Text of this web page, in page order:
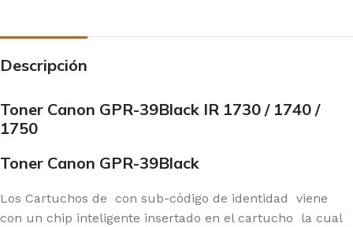
Descripción
Toner Canon GPR-39Black IR 1730 / 1740 /
1750
Toner Canon GPR-39Black
Los Cartuchos de con sub-código de identidad
viene
con un chip inteligente insertado en el cartucho
la cual